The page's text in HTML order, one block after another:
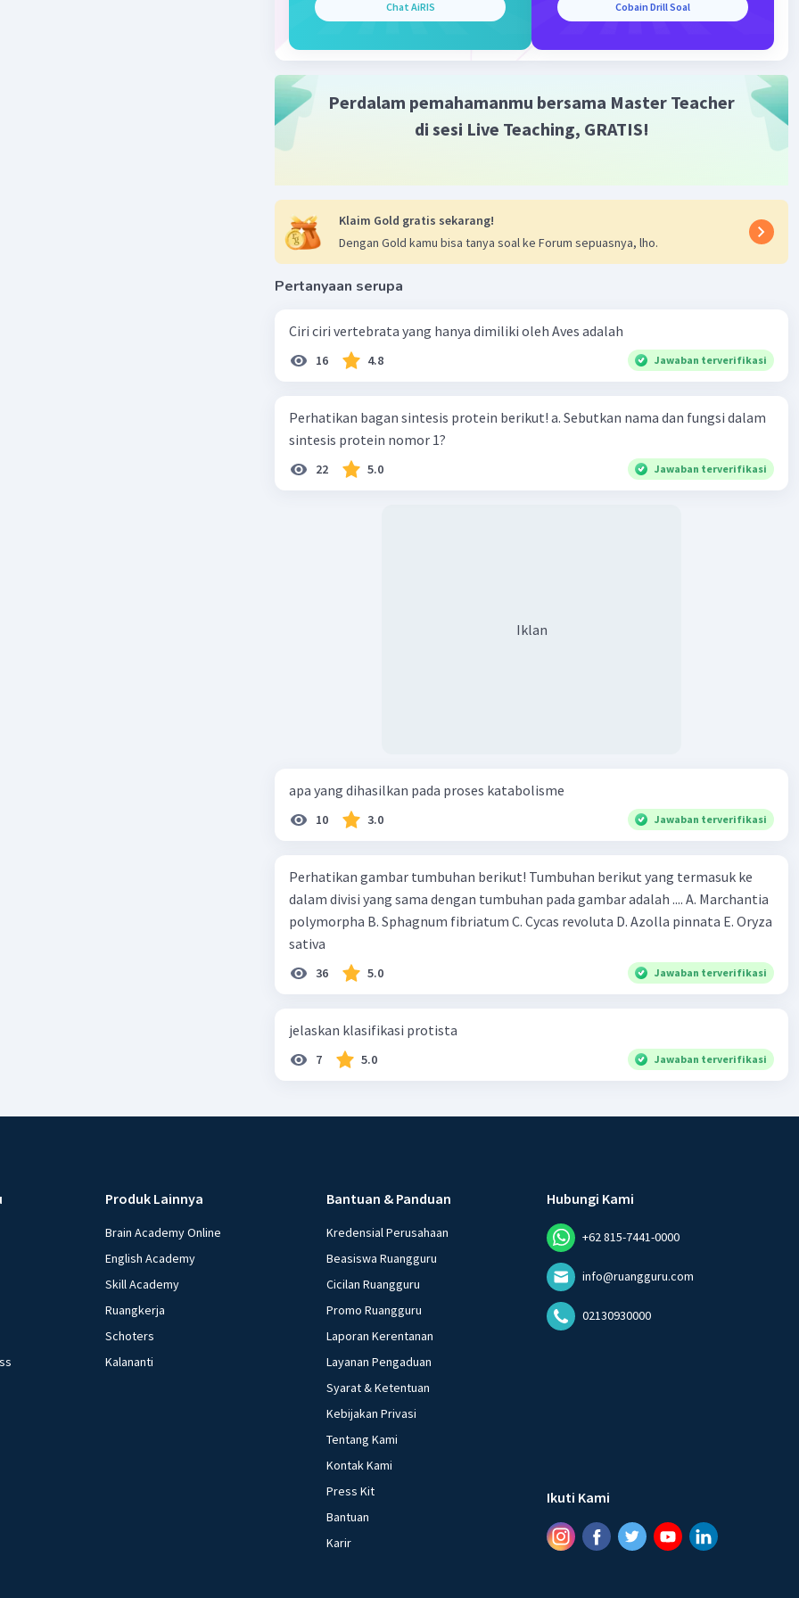
Chat AiRIS Cobain Drill Soal
Perdalam pemahamanmu bersama Master Teacher
di sesi Live Teaching, GRATIS!
Klaim Gold gratis sekarang!
Dengan Gold kamu bisa tanya soal ke Forum sepuasnya, lho.
Pertanyaan serupa
Ciri ciri vertebrata yang hanya dimiliki oleh Aves adalah
16 4.8 Jawaban terverifikasi
Perhatikan bagan sintesis protein berikut! a. Sebutkan nama dan fungsi dalam
sintesis protein nomor 1?
22 5.0 Jawaban terverifikasi
Iklan
apa yang dihasilkan pada proses katabolisme
10 3.0 Jawaban terverifikasi
Perhatikan gambar tumbuhan berikut! Tumbuhan berikut yang termasuk ke
dalam divisi yang sama dengan tumbuhan pada gambar adalah .... A. Marchantia
polymorpha B. Sphagnum fibriatum C. Cycas revoluta D. Azolla pinnata E. Oryza
sativa
36 5.0 Jawaban terverifikasi
jelaskan klasifikasi protista
7 5.0 Jawaban terverifikasi
Produk Lainnya
Brain Academy Online
English Academy
Skill Academy
Ruangkerja
Schoters
Kalananti
Bantuan & Panduan
Kredensial Perusahaan
Beasiswa Ruangguru
Cicilan Ruangguru
Promo Ruangguru
Laporan Kerentanan
Layanan Pengaduan
Syarat & Ketentuan
Kebijakan Privasi
Tentang Kami
Kontak Kami
Press Kit
Bantuan
Karir
Hubungi Kami
+62 815-7441-0000
info@ruangguru.com
02130930000
Ikuti Kami